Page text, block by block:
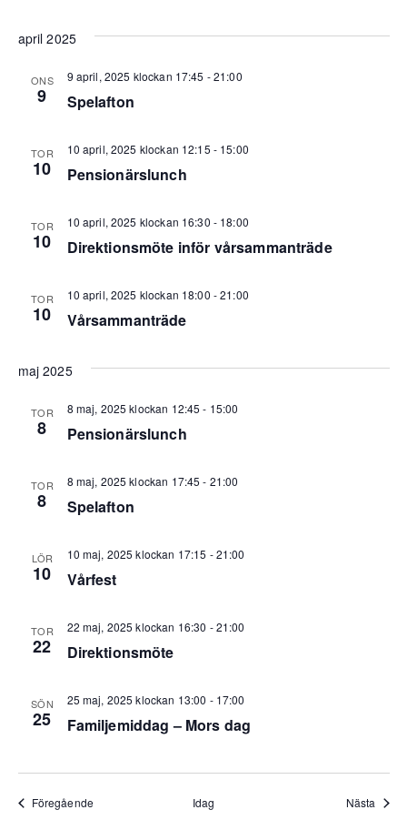
april 2025
ONS
9 Spelafton
9 april, 2025 klockan 17:45 -21:00
TOR
10 Pensionärslunch
10 april, 2025 klockan 12:15 - 15:00
TOR
10 Direktionsmöte inför vårsammanträde
10 april, 2025 klockan 16:30 - 18:00
TOR
10 Vårsammanträde
10 april, 2025 klockan 18:00 -21:00
maj 2025
TOR
8 Pensionärslunch
8 maj, 2025 klockan 12:45 - 15:00
TOR
8 Spelafton
8 maj, 2025 klockan 17:45 - 21:00
LÖR
10 Vårfest
10 maj, 2025 klockan 17:15 -21:00
TOR
22 Direktionsmöte
22 maj, 2025 klockan 16:30 -21:00
SÖN
25 Familjemiddag – Mors dag
25 maj, 2025 klockan 13:00 - 17:00
Föregående Idag Nästa